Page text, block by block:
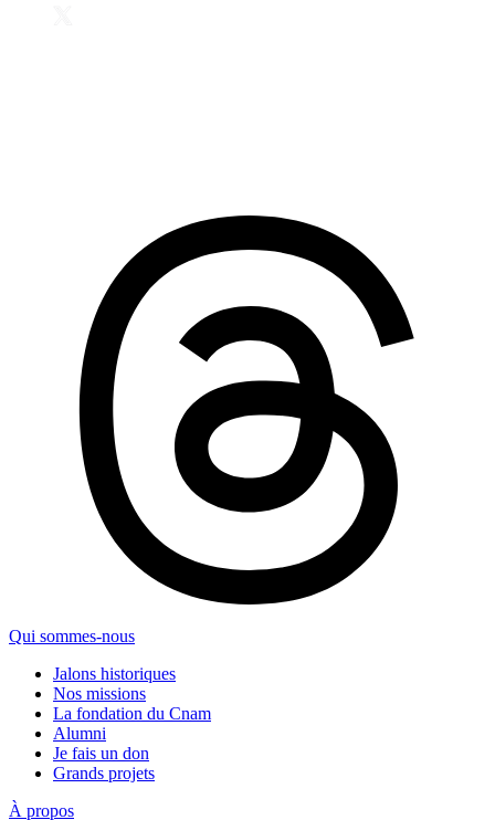
Qui sommes-nous
Jalons historiques
Nos missions
La fondation du Cnam
Alumni
Je fais un don
Grands projets
À propos